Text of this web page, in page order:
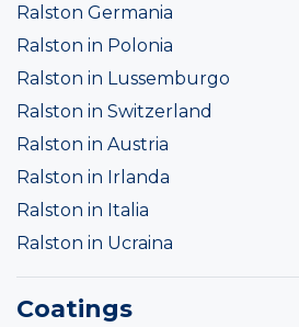
Ralston Germania
Ralston in Polonia
Ralston in Lussemburgo
Ralston in Switzerland
Ralston in Austria
Ralston in Irlanda
Ralston in Italia
Ralston in Ucraina
Coatings